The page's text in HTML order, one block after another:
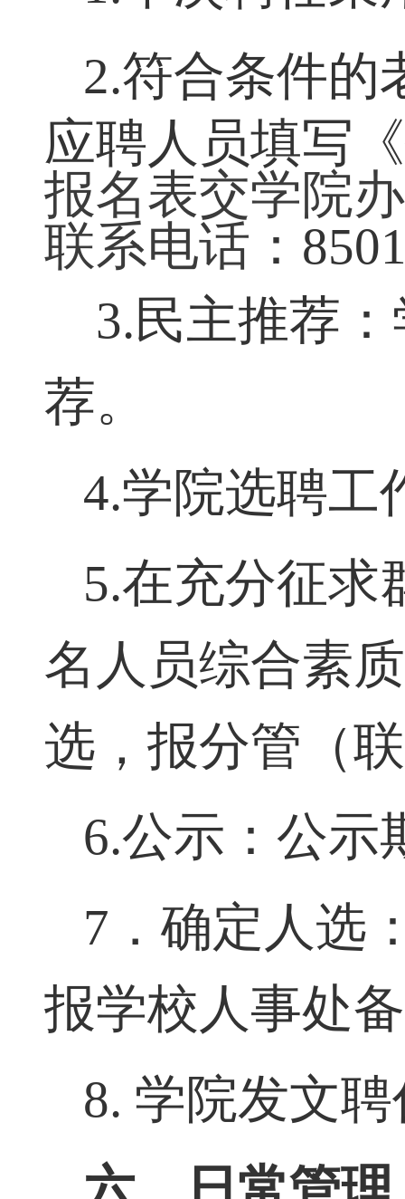
本次聘任
2.符合条件的
应聘人员填写
报名表交学院
联系电话：
3.
5 .在充分征求
名人员综合素
选，报分管（
公示：公
7．确定人选
报学校人事处
8.
学院发文